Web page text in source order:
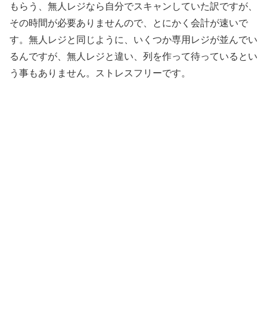
もらう、無人レジなら自分でスキャンしていた訳ですが、
その時間が必要ありませんので、とにかく会計が速いで
す。無人レジと同じように、いくつか専用レジが並んでい
るんですが、無人レジと違い、列を作って待っているとい
う事もありません。ストレスフリーです。